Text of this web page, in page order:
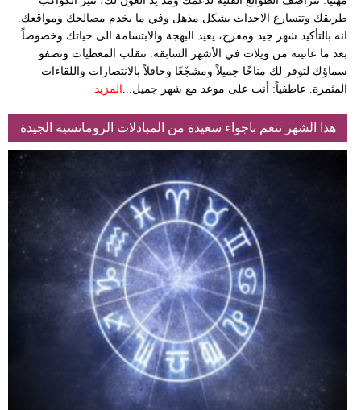
طريقك وتتسارع الاحداث بشكل مذهل وفي ما يخدم مصالحك ومواقعك.
انه بالتأكيد شهر جيد ومفرح، يعيد البهجة والابتسامة الى حياتك وخصوصاً
بعد ما عانيته من ويلات في الأشهر السابقة. تنقلب المعطيات وتصفو
سماؤك لتوفر لك مناخًا جميلاً ومشجّعًا وحافلاً بالانتصارات واللقاءات
المثمرة. عاطفياً: أنت على موعد مع شهر جميل... المزيد
هذا الشهر تنعم باجواء سعيدة من المبادلات الرومانسية الجيدة